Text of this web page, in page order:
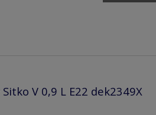
V 0,9 L E22 dek2349X